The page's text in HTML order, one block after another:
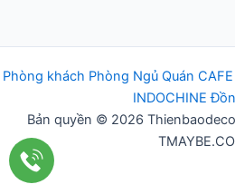
Phòng khách Phòng Ngủ Quán CAFE
INDOCHINE
Bản quyền © 2026